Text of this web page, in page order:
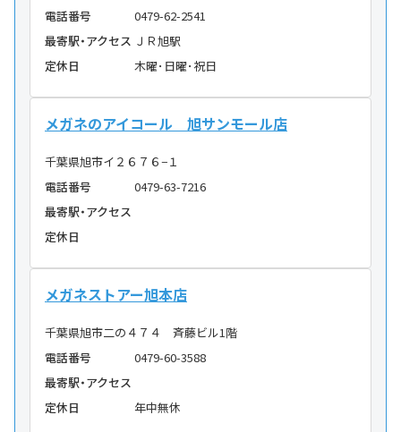
電話番号
0479-62-2541
最寄駅・アクセス ＪＲ旭駅
定休日
木曜･日曜･祝日
メガネのアイコール 旭サンモール店
千葉県旭市イ２６７６−１
電話番号
0479-63-7216
最寄駅・アクセス
定休日
メガネストアー旭本店
千葉県旭市二の４７４ 斉藤ビル1階
電話番号
0479-60-3588
最寄駅・アクセス
定休日
年中無休